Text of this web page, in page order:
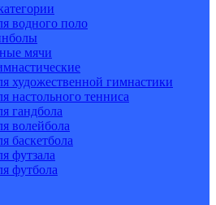
водного поло
мячи
художественной гимнастики
настольного тенниса
гандбола
волейбола
баскетбола
футзала
футбола